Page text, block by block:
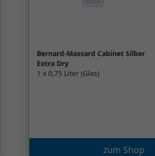
Bernard-Massard Cabinet Silber
Extra Dry
1 x 0,75 Liter (Glas)
zum Shop